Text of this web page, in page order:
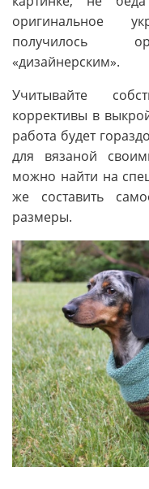
оригинальное
получилось
«дизайнерским».
Учитывайте
коррективы в
работа будет
для вязаной
можно найти на
же составить
размеры.